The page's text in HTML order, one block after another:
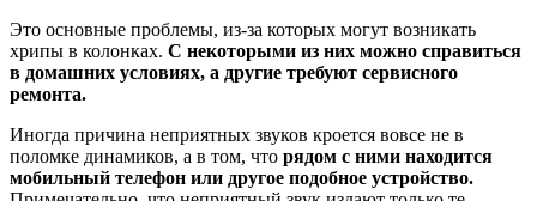
Это основные проблемы, из-за которых могут возникать
хрипы в колонках. С некоторыми из них можно справиться
в домашних условиях, а другие требуют сервисного
ремонта.
Иногда причина неприятных звуков кроется вовсе не в
поломке динамиков, а в том, что рядом с ними находится
мобильный телефон или другое подобное устройство.